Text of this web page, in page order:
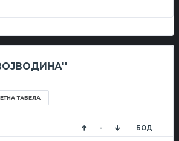
ТАБЕЛА
- БОД